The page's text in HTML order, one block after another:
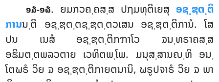
໑໓-໑໖. ຍມກວຄ຺ຄສ຺ສ ປຐມທຸຕິເຍສຸ ອຊ຺ຌຕ຺ຕິ
ການນ຺ຕິ ອຊ຺ຌຕ຺ຕຊ຺ຌຕ຺ຕວເສນ ອຊ຺ຌຕ຺ຕິການໍ. ໂສ
ປນ ເນສໍ ອຊ຺ຌຕ຺ຕິກຠາໂວ ຉນ຺ທຣາຄສ຺ສ
ອຘິມຕ຺ຕພລວຕາຍ ເວທິຕພ຺ໂພ. ມນຸສ຺ສານຎ຺ຫິ ອນ຺
ໂຕຆຣໍ ວິຍ ຉ ອຊ຺ຌຕ຺ຕິກາຍຕນານິ, ຆຣູປຈາຣໍ ວິຍ ຉ ພາ